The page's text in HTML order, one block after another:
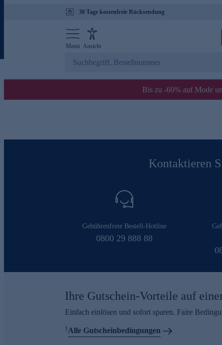
30 Tage kostenfreie Rücksendung
Menü Ansicht
Bis zu -60% auf Mode
Kontaktieren
Gebührenfreie Bestell-Hotline
0800 29 888 88
Ihre Gutschein-Vorteile auf
Einfach einlösen und sofort sparen. Faire
1Alle Gutscheinbedingungen